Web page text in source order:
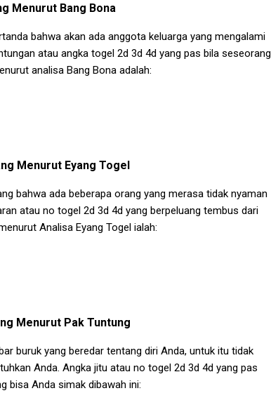
Menurut Bang Bona
bahwa akan ada anggota keluarga yang mengalami
atau angka togel 2d 3d 4d yang pas bila seseorang
analisa Bang Bona adalah:
Menurut Eyang Togel
bahwa ada beberapa orang yang merasa tidak nyaman
atau no togel 2d 3d 4d yang berpeluang tembus dari
Analisa Eyang Togel ialah:
Menurut Pak Tuntung
buruk yang beredar tentang diri Anda, untuk itu tidak
Anda. Angka jitu atau no togel 2d 3d 4d yang pas
bisa Anda simak dibawah ini: